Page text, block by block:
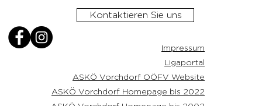
Kontaktieren Sie uns
Impressum
Ligaportal
ASKÖ Vorchdorf OÖFV Website
ASKÖ Vorchdorf Homepage bis 2022